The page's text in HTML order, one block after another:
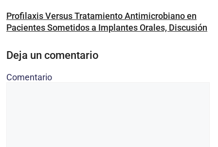
Profilaxis Versus Tratamiento Antimicrobiano en
Pacientes Sometidos a Implantes Orales, Discusión
Deja un comentario
Comentario